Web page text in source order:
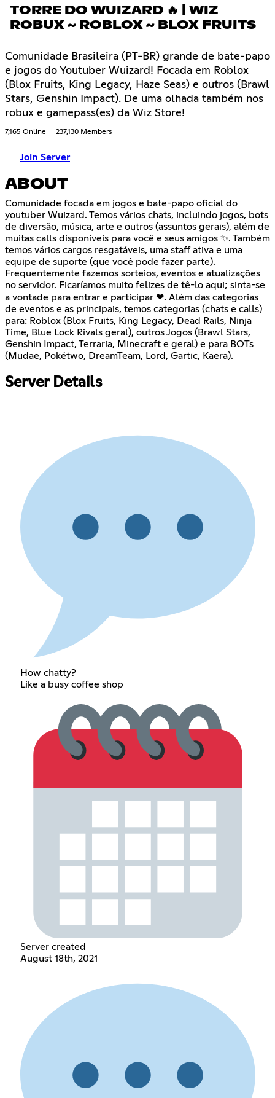
TORRE DO WUIZARD 🔥 | WIZ
ROBUX ~ ROBLOX ~ BLOX FRUITS
Comunidade Brasileira (PT-BR) grande de bate-papo
e jogos do Youtuber Wuizard! Focada em Roblox
(Blox Fruits, King Legacy, Haze Seas) e outros (Brawl
Stars, Genshin Impact). De uma olhada também nos
robux e gamepass(es) da Wiz Store!
7,165 Online 237,130 Members
Join Server
ABOUT
Comunidade focada em jogos e bate-papo oficial do
youtuber Wuizard. Temos vários chats, incluindo jogos, bots
de diversão, música, arte e outros (assuntos gerais), além de
muitas calls disponíveis para você e seus amigos ✨. Também
temos vários cargos resgatáveis, uma staff ativa e uma
equipe de suporte (que você pode fazer parte).
Frequentemente fazemos sorteios, eventos e atualizações
no servidor. Ficaríamos muito felizes de tê-lo aqui; sinta-se
a vontade para entrar e participar ❤. Além das categorias
de eventos e as principais, temos categorias (chats e calls)
para: Roblox (Blox Fruits, King Legacy, Dead Rails, Ninja
Time, Blue Lock Rivals geral), outros Jogos (Brawl Stars,
Genshin Impact, Terraria, Minecraft e geral) e para BOTs
(Mudae, Pokétwo, DreamTeam, Lord, Gartic, Kaera).
Server Details
How chatty?
Like a busy coffee shop
Server created
August 18th, 2021